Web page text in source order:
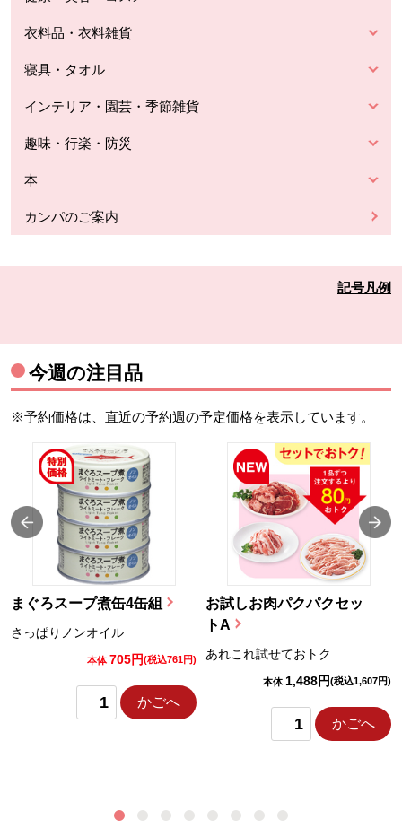
衣料品・衣料雑貨
寝具・タオル
インテリア・園芸・季節雑貨
趣味・行楽・防災
本
カンパのご案内
記号凡例
今週の注目品
※予約価格は、直近の予約週の予定価格を表示しています。
まぐろスープ煮缶4缶組
さっぱりノンオイル
本体 705円(税込761円)
かごへ
お試しお肉パクパクセッ
トA
あれこれ試せておトク
本体 1,488円(税込1,607円)
かごへ